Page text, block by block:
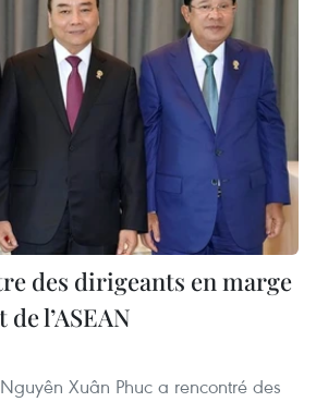
des dirigeants en marge
l’ASEAN
Xuân Phuc a rencontré des